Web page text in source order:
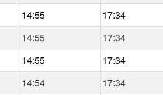
14:55 17:34
14:55 17:34
14:55 17:34
14:54 17:34